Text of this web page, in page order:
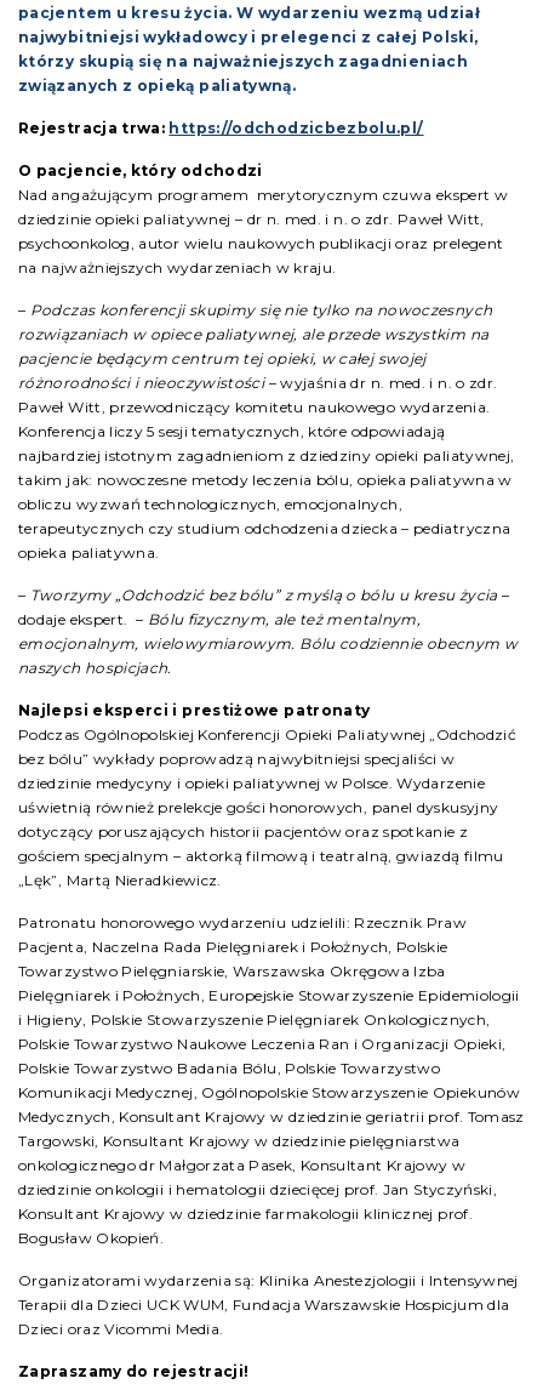
pacjentem u kresu życia. W wydarzeniu wezmą udział
najwybitniejsi wykładowcy i prelegenci z całej Polski,
którzy skupią się na najważniejszych zagadnieniach
związanych z opieką paliatywną.
Rejestracja trwa: https://odchodzicbezbolu.pl/
O pacjencie, który odchodzi
Nad angażującym programem merytorycznym czuwa ekspert w
dziedzinie opieki paliatywnej – dr n. med. i n. o zdr. Paweł Witt,
psychoonkolog, autor wielu naukowych publikacji oraz prelegent
na najważniejszych wydarzeniach w kraju.
– Podczas konferencji skupimy się nie tylko na nowoczesnych
rozwiązaniach w opiece paliatywnej, ale przede wszystkim na
pacjencie będącym centrum tej opieki, w całej swojej
różnorodności i nieoczywistości– wyjaśnia dr n. med. i n. o zdr.
Paweł Witt, przewodniczący komitetu naukowego wydarzenia.
Konferencja liczy 5 sesji tematycznych, które odpowiadają
najbardziej istotnym zagadnieniom z dziedziny opieki paliatywnej,
takim jak: nowoczesne metody leczenia bólu, opieka paliatywna w
obliczu wyzwań technologicznych, emocjonalnych,
terapeutycznych czy studium odchodzenia dziecka – pediatryczna
opieka paliatywna.
– Tworzymy „Odchodzić bez bólu” z myślą o bólu u kresu życia –
dodaje ekspert. – Bólu fizycznym, ale też mentalnym,
emocjonalnym, wielowymiarowym. Bólu codziennie obecnym w
naszych hospicjach.
Najlepsi eksperci i prestiżowe patronaty
Podczas Ogólnopolskiej Konferencji Opieki Paliatywnej „Odchodzić
bez bólu” wykłady poprowadzą najwybitniejsi specjaliści w
dziedzinie medycyny i opieki paliatywnej w Polsce. Wydarzenie
uświetnią również prelekcje gości honorowych, panel dyskusyjny
dotyczący poruszających historii pacjentów oraz spotkanie z
gościem specjalnym – aktorką filmową i teatralną, gwiazdą filmu
„Lęk”, Martą Nieradkiewicz.
Patronatu honorowego wydarzeniu udzielili: Rzecznik Praw
Pacjenta, Naczelna Rada Pielęgniarek i Położnych, Polskie
Towarzystwo Pielęgniarskie, Warszawska Okręgowa Izba
Pielęgniarek i Położnych, Europejskie Stowarzyszenie Epidemiologii
i Higieny, Polskie Stowarzyszenie Pielęgniarek Onkologicznych,
Polskie Towarzystwo Naukowe Leczenia Ran i Organizacji Opieki,
Polskie Towarzystwo Badania Bólu, Polskie Towarzystwo
Komunikacji Medycznej, Ogólnopolskie Stowarzyszenie Opiekunów
Medycznych, Konsultant Krajowy w dziedzinie geriatrii prof. Tomasz
Targowski, Konsultant Krajowy w dziedzinie pielęgniarstwa
onkologicznego dr Małgorzata Pasek, Konsultant Krajowy w
dziedzinie onkologii i hematologii dziecięcej prof. Jan Styczyński,
Konsultant Krajowy w dziedzinie farmakologii klinicznej prof.
Bogusław Okopień.
Organizatorami wydarzenia są: Klinika Anestezjologii i Intensywnej
Terapii dla Dzieci UCK WUM, Fundacja Warszawskie Hospicjum dla
Dzieci oraz Vicommi Media.
Zapraszamy do rejestracji!